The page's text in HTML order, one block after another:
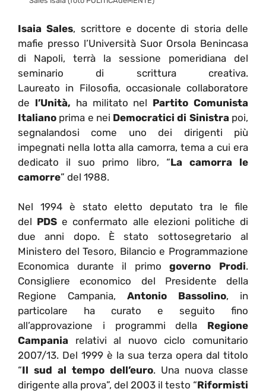
Isaia Sales, scrittore e docente di storia delle
mafie presso l’Università Suor Orsola Benincasa
di Napoli, terrà la sessione pomeridiana del
seminario di scrittura creativa.
Laureato in Filosofia, occasionale collaboratore
de l’Unità, ha militato nel Partito Comunista
Italiano prima e nei Democratici di Sinistrapoi,
segnalandosi come uno dei dirigenti più
impegnati nella lotta alla camorra, tema a cui era
dedicato il suo primo libro, “La camorra le
camorre” del 1988.
Nel 1994 è stato eletto deputato tra le file
del PDS e confermato alle elezioni politiche di
due anni dopo. È stato sottosegretario al
Ministero del Tesoro, Bilancio e Programmazione
Economica durante il primogoverno Prodi.
Consigliere economico del Presidente della
Regione Campania, Antonio Bassolino, in
particolare ha curato e seguito fino
all’approvazione i programmi della Regione
Campania relativi al nuovo ciclo comunitario
2007/13. Del 1999 è la sua terza opera dal titolo
“Il sud al tempo dell’euro. Una nuova classe
dirigente alla prova”, del 2003 il testo “Riformisti